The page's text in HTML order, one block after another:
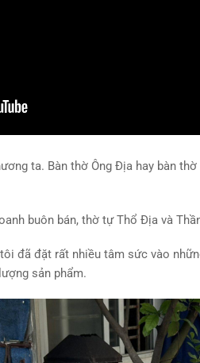
ta. Bàn thờ Ông Địa hay bàn
buôn bán, thờ tự Thổ Địa và
đã đặt rất nhiều tâm sức vào
sản phẩm.